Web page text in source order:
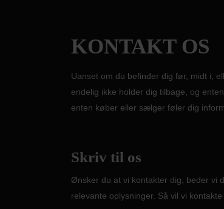
KONTAKT OS
Uanset om du befinder dig før, midt i,
endelig ikke holder dig tilbage, og
enten køber eller sælger føler dig
Skriv til os
Ønsker du at vi kontakter dig, beder vi
relevante oplysninger. Så vil vi